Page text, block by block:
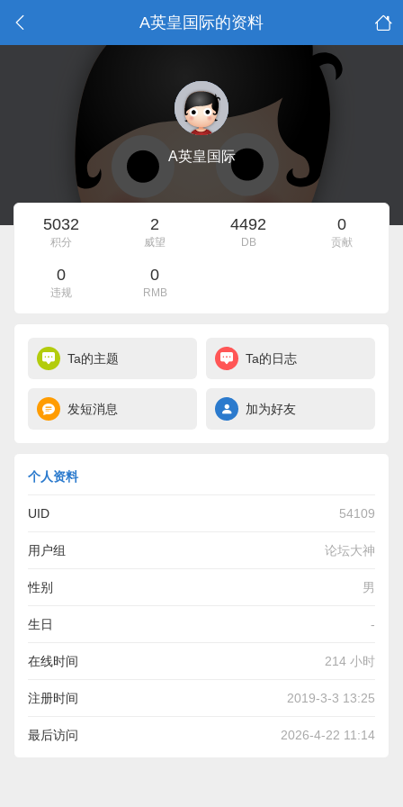
A英皇国际的资料
A英皇国际
5032
积分
2
威望
4492
DB
0
贡献
0
违规
0
RMB
Ta的主题 Ta的日志
发短消息 加为好友
个人资料
UID 54109
用户组 论坛大神
性别 男
生日 -
在线时间 214 小时
注册时间 2019-3-3 13:25
最后访问 2026-4-22 11:14